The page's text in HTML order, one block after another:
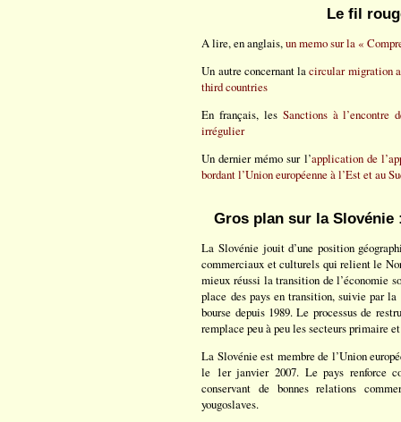
Le fil
A lire, en anglais,un memo sur la «
Un autre concernant lacircular migration
third countries
En français, les Sanctions à l’encontre
irrégulier
Un dernier mémo sur l’application de
bordant l’Union européenne à l’Est et au
Gros plan sur la Slovénie
La Slovénie jouit d’une position
commerciaux et culturels qui relient le
mieux réussi la transition de l’économie
place des pays en transition, suivie par
bourse depuis 1989. Le processus de
remplace peu à peu les secteurs primaire
La Slovénie est membre de l’Union
le 1er janvier 2007. Le pays renforce
conservant de bonnes relations
yougoslaves.